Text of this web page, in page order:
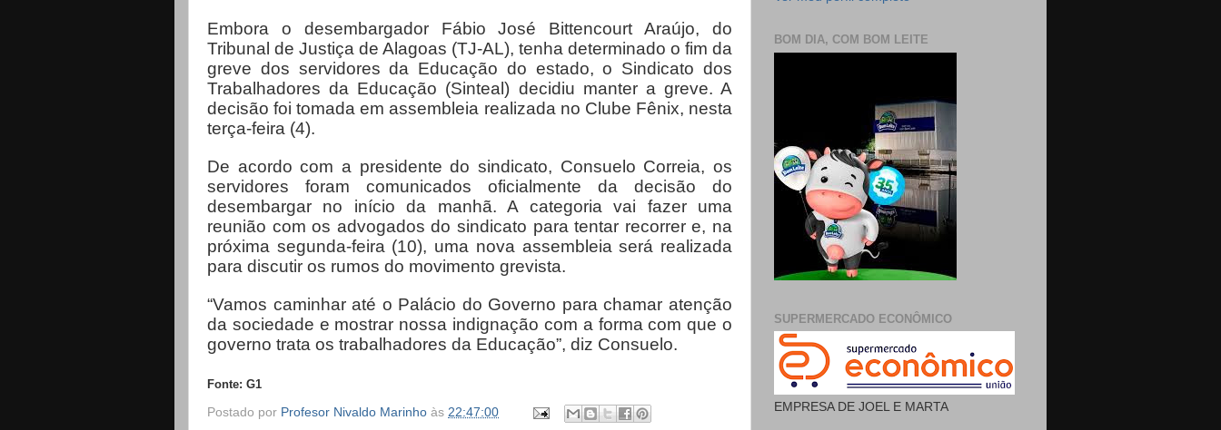
Embora o desembargador Fábio José Bittencourt Araújo, do
Tribunal de Justiça de Alagoas (TJ-AL), tenha determinado o fim da
greve dos servidores da Educação do estado, o Sindicato dos
Trabalhadores da Educação (Sinteal) decidiu manter a greve. A
decisão foi tomada em assembleia realizada no Clube Fênix, nesta
terça-feira (4).
De acordo com a presidente do sindicato, Consuelo Correia, os
servidores foram comunicados oficialmente da decisão do
desembargar no início da manhã. A categoria vai fazer uma
reunião com os advogados do sindicato para tentar recorrer e, na
próxima segunda-feira (10), uma nova assembleia será realizada
para discutir os rumos do movimento grevista.
“Vamos caminhar até o Palácio do Governo para chamar atenção
da sociedade e mostrar nossa indignação com a forma com que o
governo trata os trabalhadores da Educação”, diz Consuelo.
Fonte: G1
Postado por Profesor Nivaldo Marinho às 22:47:00
BOM DIA, COM BOM LEITE
SUPERMERCADO ECONÔMICO
EMPRESA DE JOEL E MARTA